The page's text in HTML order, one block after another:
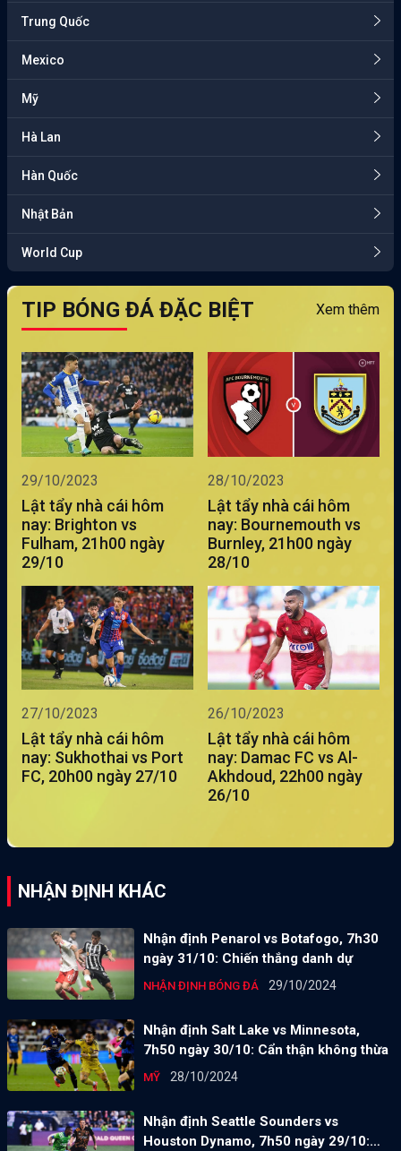
Trung Quốc
Mexico
Mỹ
Hà Lan
Hàn Quốc
Nhật Bản
World Cup
TIP BÓNG ĐÁ ĐẶC BIỆT Xem thêm
29/10/2023
Lật tẩy nhà cái hôm
nay: Brighton vs
Fulham, 21h00 ngày
29/10
28/10/2023
Lật tẩy nhà cái hôm
nay: Bournemouth vs
Burnley, 21h00 ngày
28/10
27/10/2023
Lật tẩy nhà cái hôm
nay: Sukhothai vs Port
FC, 20h00 ngày 27/10
26/10/2023
Lật tẩy nhà cái hôm
nay: Damac FC vs Al-
Akhdoud, 22h00 ngày
26/10
NHẬN ĐỊNH KHÁC
Nhận định Penarol vs Botafogo, 7h30
ngày 31/10: Chiến thắng danh dự
NHẬN ĐỊNH BÓNG ĐÁ 29/10/2024
Nhận định Salt Lake vs Minnesota,
7h50 ngày 30/10: Cẩn thận không thừa
MỸ 28/10/2024
Nhận định Seattle Sounders vs
Houston Dynamo, 7h50 ngày 29/10: